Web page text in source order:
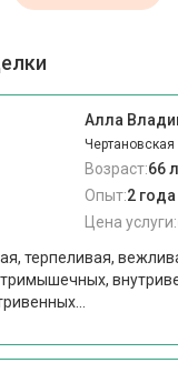
Алла
Чертановская
Возраст:66
Опыт:2 года
Цена услуги:
терпеливая,